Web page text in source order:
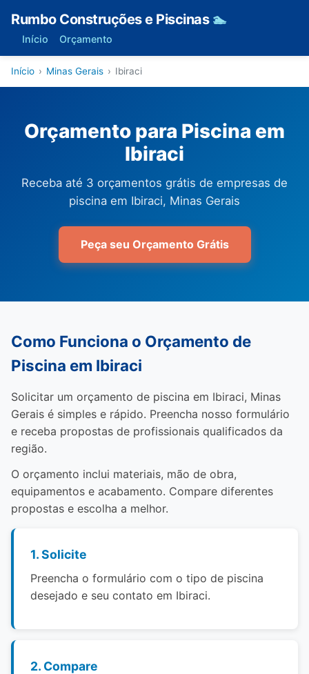
Rumbo Construções e Piscinas 🏊
Início Orçamento
Início › Minas Gerais › Ibiraci
Orçamento para Piscina em
Ibiraci
Receba até 3 orçamentos grátis de empresas de
piscina em Ibiraci, Minas Gerais
Peça seu Orçamento Grátis
Como Funciona o Orçamento de
Piscina em Ibiraci
Solicitar um orçamento de piscina em Ibiraci, Minas
Gerais é simples e rápido. Preencha nosso formulário
e receba propostas de profissionais qualificados da
região.
O orçamento inclui materiais, mão de obra,
equipamentos e acabamento. Compare diferentes
propostas e escolha a melhor.
1. Solicite
Preencha o formulário com o tipo de piscina
desejado e seu contato em Ibiraci.
2. Compare